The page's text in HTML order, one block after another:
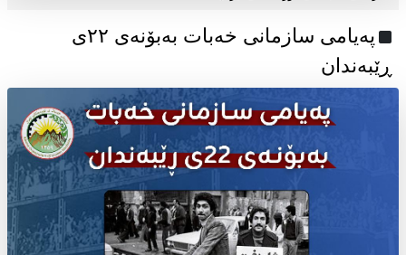
پەیامی سازمانی خەبات بەبۆنەی ۲۲ی
ڕێبەندان